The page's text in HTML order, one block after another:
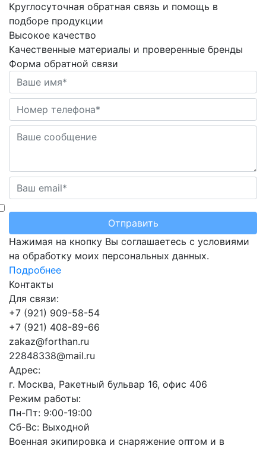
Круглосуточная обратная связь и помощь в
подборе продукции
Высокое качество
Качественные материалы и проверенные бренды
Форма обратной связи
Отправить
Нажимая на кнопку Вы соглашаетесь с условиями
на обработку моих персональных данных.
Подробнее
Контакты
Для связи:
+7 (921) 909-58-54
+7 (921) 408-89-66
zakaz@forthan.ru
22848338@mail.ru
Адрес:
г. Москва, Ракетный бульвар 16, офис 406
Режим работы:
Пн-Пт: 9:00-19:00
Сб-Вс: Выходной
Военная экипировка и снаряжение оптом и в